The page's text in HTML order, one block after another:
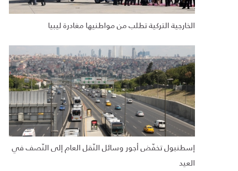
الخارجية التركية تطلب من مواطنيها مغادرة ليبيا
إسطنبول تخفّض أجور وسائل النّقل العام إلى النّصف في
العيد